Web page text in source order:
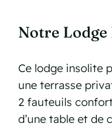
Notre
Ce lodge insolite
une terrasse
2 fauteuils
d’une table et de